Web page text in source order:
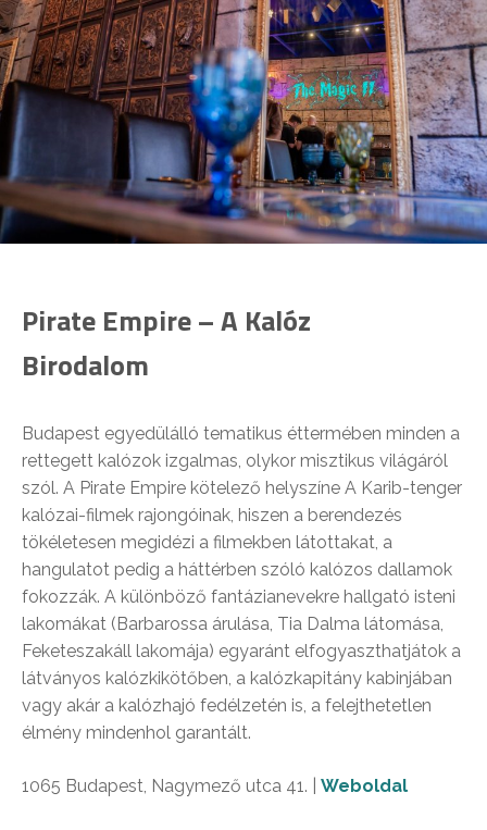
Pirate Empire – A Kalóz
Birodalom
Budapest egyedülálló tematikus éttermében minden a
rettegett kalózok izgalmas, olykor misztikus világáról
szól. A Pirate Empire kötelező helyszíne A Karib-tenger
kalózai-filmek rajongóinak, hiszen a berendezés
tökéletesen megidézi a filmekben látottakat, a
hangulatot pedig a háttérben szóló kalózos dallamok
fokozzák. A különböző fantázianevekre hallgató isteni
lakomákat (Barbarossa árulása, Tia Dalma látomása,
Feketeszakáll lakomája) egyaránt elfogyaszthatjátok a
látványos kalózkikötőben, a kalózkapitány kabinjában
vagy akár a kalózhajó fedélzetén is, a felejthetetlen
élmény mindenhol garantált.
1065 Budapest, Nagymező utca 41. | Weboldal